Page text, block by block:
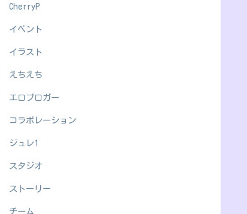
CherryP
イベント
イラスト
えちえち
エロブロガー
コラボレーション
ジュレ1
スタジオ
ストーリー
チーム